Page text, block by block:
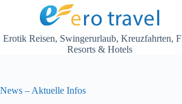
Erotik Reisen, Swingerurlaub, Kreuzfahrten,
Resorts & Hotels
News – Aktuelle Infos